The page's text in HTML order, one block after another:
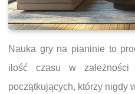
Nauka gry na pianinie to
ilość czasu w
początkujących, którzy nigdy